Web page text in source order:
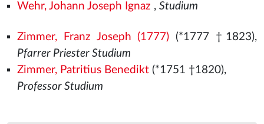
Wehr, Johann Joseph Ignaz , Studium
Zimmer, Franz Joseph (1777) (*1777 †1823),
Pfarrer Priester Studium
Zimmer, Patritius Benedikt(*1751 †1820),
Professor Studium